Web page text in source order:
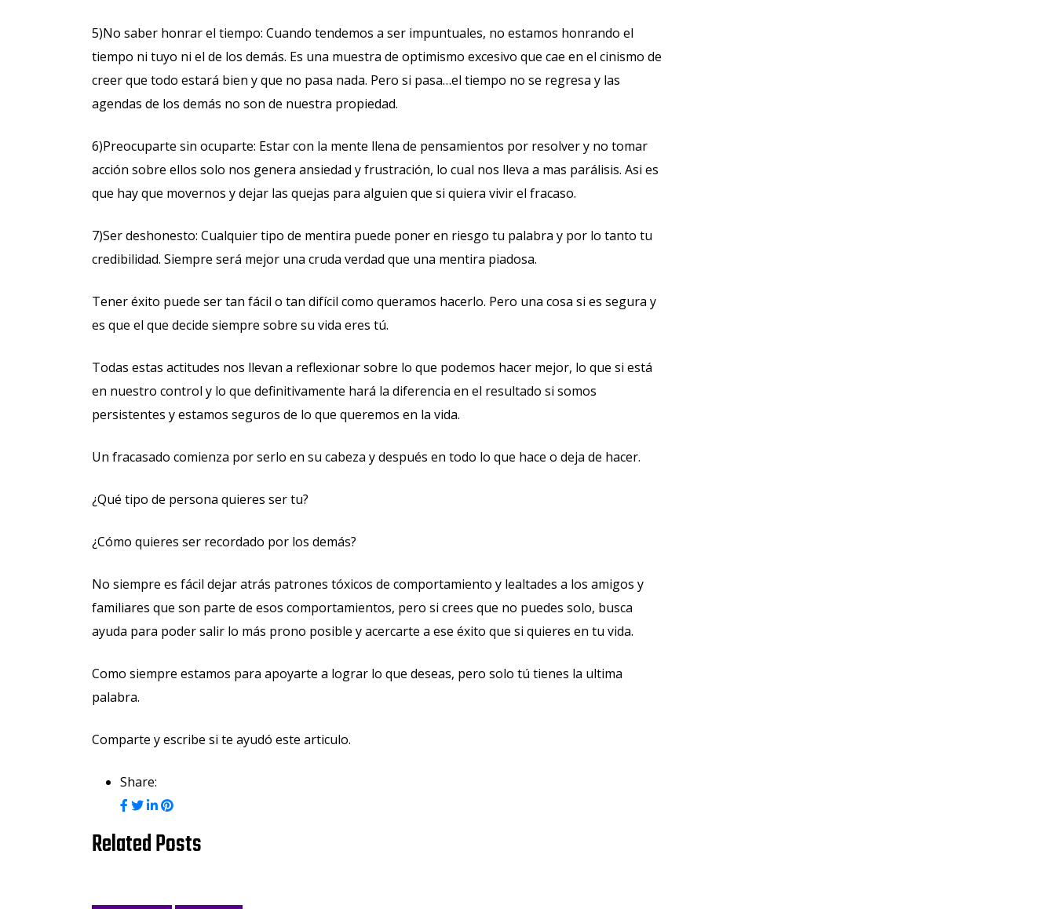
5)No saber honrar el tiempo: Cuando tendemos a ser impuntuales, no estamos honrando el
tiempo ni tuyo ni el de los demás. Es una muestra de optimismo excesivo que cae en el cinismo de
creer que todo estará bien y que no pasa nada. Pero si pasa…el tiempo no se regresa y las
agendas de los demás no son de nuestra propiedad.
6)Preocuparte sin ocuparte: Estar con la mente llena de pensamientos por resolver y no tomar
acción sobre ellos solo nos genera ansiedad y frustración, lo cual nos lleva a mas parálisis. Asi es
que hay que movernos y dejar las quejas para alguien que si quiera vivir el fracaso.
7)Ser deshonesto: Cualquier tipo de mentira puede poner en riesgo tu palabra y por lo tanto tu
credibilidad. Siempre será mejor una cruda verdad que una mentira piadosa.
Tener éxito puede ser tan fácil o tan difícil como queramos hacerlo. Pero una cosa si es segura y
es que el que decide siempre sobre su vida eres tú.
Todas estas actitudes nos llevan a reflexionar sobre lo que podemos hacer mejor, lo que si está
en nuestro control y lo que definitivamente hará la diferencia en el resultado si somos
persistentes y estamos seguros de lo que queremos en la vida.
Un fracasado comienza por serlo en su cabeza y después en todo lo que hace o deja de hacer.
¿Qué tipo de persona quieres ser tu?
¿Cómo quieres ser recordado por los demás?
No siempre es fácil dejar atrás patrones tóxicos de comportamiento y lealtades a los amigos y
familiares que son parte de esos comportamientos, pero si crees que no puedes solo, busca
ayuda para poder salir lo más prono posible y acercarte a ese éxito que si quieres en tu vida.
Como siempre estamos para apoyarte a lograr lo que deseas, pero solo tú tienes la ultima
palabra.
Comparte y escribe si te ayudó este articulo.
Share:
Related Posts